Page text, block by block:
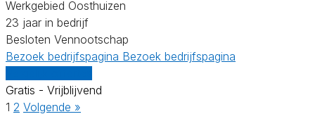
Werkgebied Oosthuizen
23 jaar in bedrijf
Besloten Vennootschap
Bezoek bedrijfspagina Bezoek bedrijfspagina
Gratis - Vrijblijvend
1 2 Volgende »